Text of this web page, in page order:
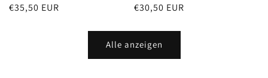
Normaler
€35,50 EUR
Normaler
€30,50 EUR
Alle anzeigen